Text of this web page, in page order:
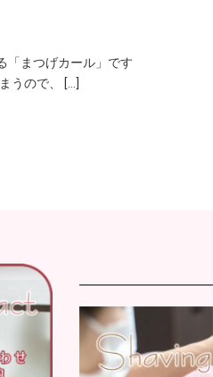
「まつげカール」です
うので、 […]